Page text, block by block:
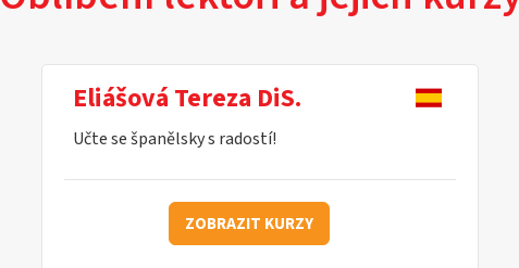
Eliášová Tereza DiS.
Učte se španělsky s radostí!
ZOBRAZIT KURZY